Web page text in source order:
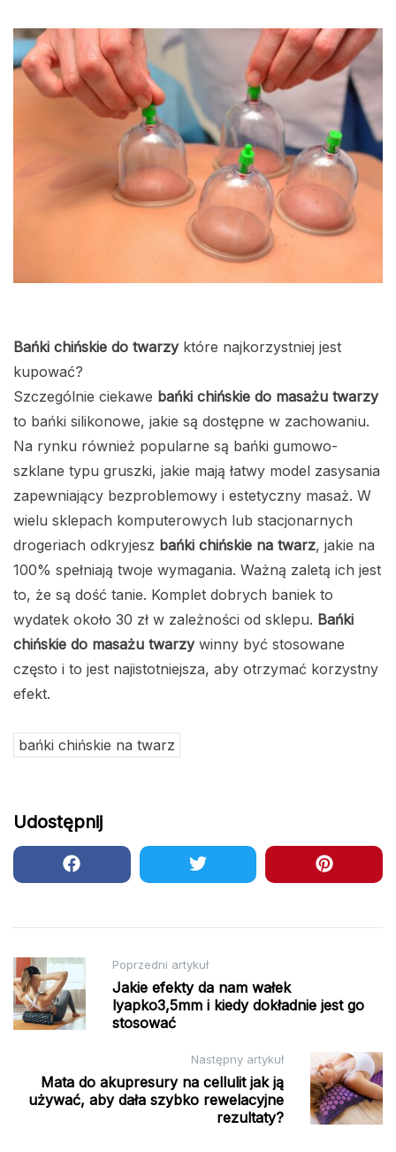
Bańki chińskie do twarzyktóre najkorzystniej jest
kupować?
Szczególnie ciekawe bańki chińskie do masażu twarzy
to bańki silikonowe, jakie są dostępne w zachowaniu.
Na rynku również popularne są bańki gumowo-
szklane typu gruszki, jakie mają łatwy model zasysania
zapewniający bezproblemowy i estetyczny masaż. W
wielu sklepach komputerowych lub stacjonarnych
drogeriach odkryjesz bańki chińskie na twarz, jakie na
100% spełniają twoje wymagania. Ważną zaletą ich jest
to, że są dość tanie. Komplet dobrych baniek to
wydatek około 30 zł w zależności od sklepu. Bańki
chińskie do masażu twarzywinny być stosowane
często i to jest najistotniejsza, aby otrzymać korzystny
efekt.
bańki chińskie na twarz
Udostępnij
Nawigacja
wpisu
Poprzedni artykuł
Jakie efekty da nam wałek
lyapko3,5mm i kiedy dokładnie jest go
stosować
Następny artykuł
Mata do akupresury na cellulit jak ją
używać, aby dała szybko rewelacyjne
rezultaty?